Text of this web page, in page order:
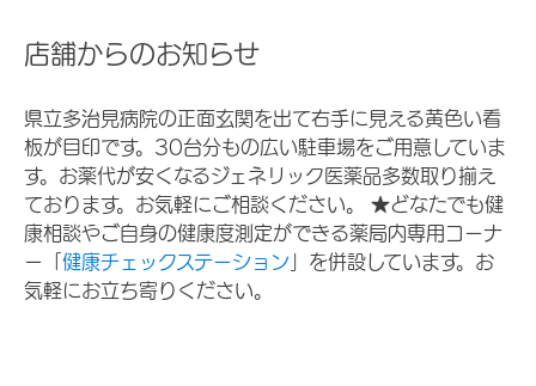
店舗からのお知らせ
県立多治見病院の正面玄関を出て右手に見える黄色い看
板が目印です。30台分もの広い駐車場をご用意していま
す。お薬代が安くなるジェネリック医薬品多数取り揃え
ております。お気軽にご相談ください。 ★どなたでも健
康相談やご自身の健康度測定ができる薬局内専用コーナ
ー「 健康チェックステーション 」を併設しています。お
気軽にお立ち寄りください。